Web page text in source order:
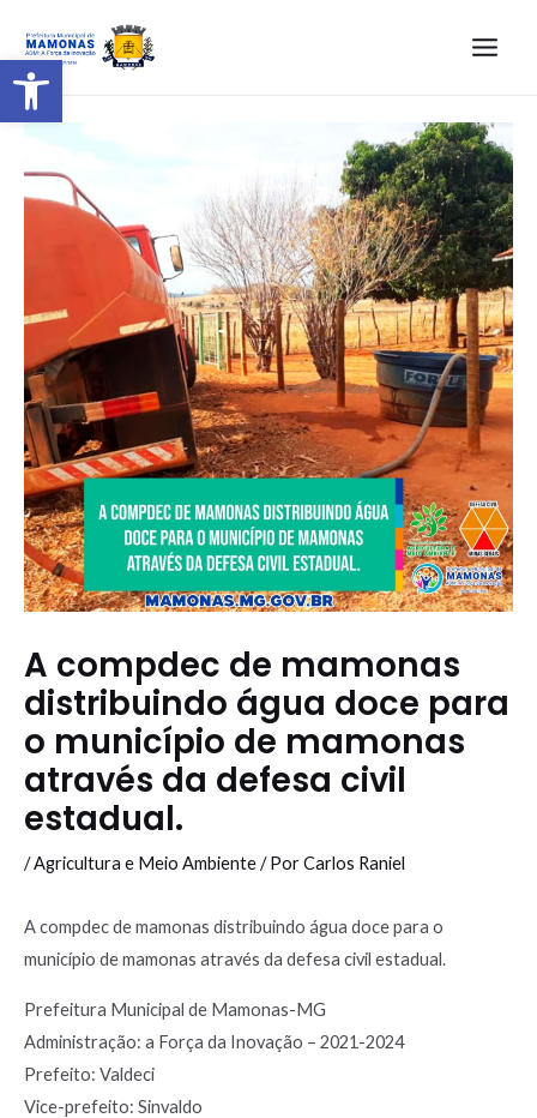
Barra de Ferramentas Aberta
A compdec de mamonas
distribuindo água doce para
o município de mamonas
através da defesa civil
estadual.
/Agricultura e Meio Ambiente/ PorCarlos Raniel
A compdec de mamonas distribuindo água doce para o
município de mamonas através da defesa civil estadual.
Prefeitura Municipal de Mamonas-MG
Administração: a Força da Inovação – 2021-2024
Prefeito: Valdeci
Vice-prefeito: Sinvaldo